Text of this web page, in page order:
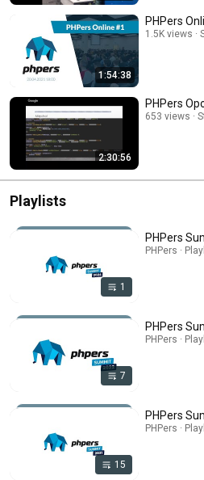
1:54:38
PHPers
1.5K views
2:30:56
PHPers
653 views
Playlists
1
PHPers
PHPers ·
7
PHPers
PHPers ·
15
PHPers
PHPers ·